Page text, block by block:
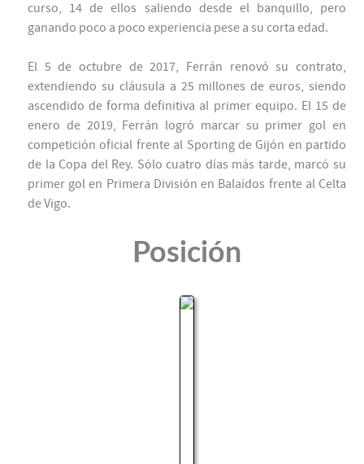
curso, 14 de ellos saliendo desde el banquillo, pero
ganando poco a poco experiencia pese a su corta edad.
El 5 de octubre de 2017, Ferrán renovó su contrato,
extendiendo su cláusula a 25 millones de euros, siendo
ascendido de forma definitiva al primer equipo. El 15 de
enero de 2019, Ferrán logró marcar su primer gol en
competición oficial frente al Sporting de Gijón en partido
de la Copa del Rey. Sólo cuatro días más tarde, marcó su
primer gol en Primera División en Balaídos frente al Celta
de Vigo.
Posición